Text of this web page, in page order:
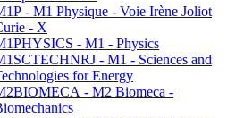
- M1 Physique - Voie Irène Joliot
- X
- M1 - Physics
- M1 - Sciences and
for Energy
- M2 Biomeca -